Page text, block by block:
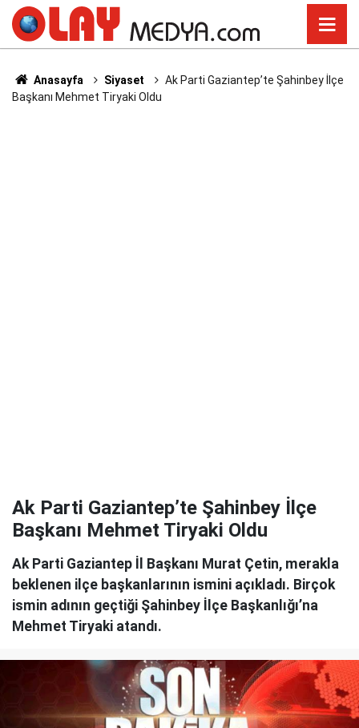
Anasayfa Siyaset
Ak Parti Gaziantep’te Şahinbey İlçe
Başkanı Mehmet Tiryaki Oldu
Ak Parti Gaziantep’te Şahinbey İlçe
Başkanı Mehmet Tiryaki Oldu
Ak Parti Gaziantep İl Başkanı Murat Çetin, merakla
beklenen ilçe başkanlarının ismini açıkladı. Birçok
ismin adının geçtiği Şahinbey İlçe Başkanlığı’na
Mehmet Tiryaki atandı.